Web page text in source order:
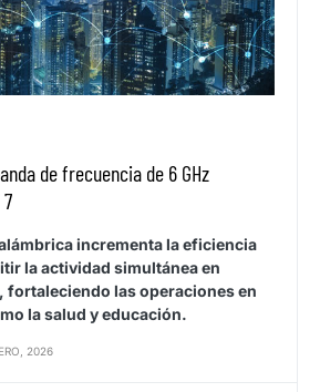
de frecuencia de 6 GHz
incrementa la eficiencia
la actividad simultánea en
fortaleciendo las operaciones en
la salud y educación.
2026